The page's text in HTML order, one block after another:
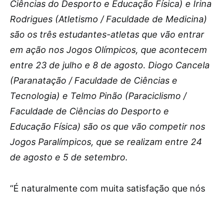
Ciências do Desporto e Educação Física) e Irina
Rodrigues (Atletismo / Faculdade de Medicina)
são os três estudantes-atletas que vão entrar
em ação nos Jogos Olímpicos, que acontecem
entre 23 de julho e 8 de agosto. Diogo Cancela
(Paranatação / Faculdade de Ciências e
Tecnologia) e Telmo Pinão (Paraciclismo /
Faculdade de Ciências do Desporto e
Educação Física) são os que vão competir nos
Jogos Paralímpicos, que se realizam entre 24
de agosto e 5 de setembro.
“É naturalmente com muita satisfação que nós